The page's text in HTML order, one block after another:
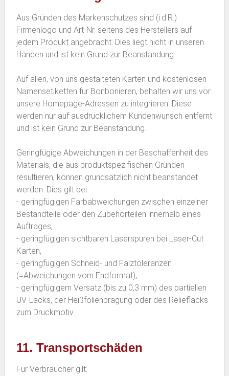
Aus Gründen des Markenschutzes sind (i.d.R.)
Firmenlogo und Art-Nr. seitens des Herstellers auf
jedem Produkt angebracht. Dies liegt nicht in unseren
Händen und ist kein Grund zur Beanstandung.
Auf allen, von uns gestalteten Karten und kostenlosen
Namensetiketten für Bonbonieren, behalten wir uns vor
unsere Homepage-Adressen zu integrieren. Diese
werden nur auf ausdrücklichem Kundenwunsch entfernt
und ist kein Grund zur Beanstandung.
Geringfügige Abweichungen in der Beschaffenheit des
Materials, die aus produktspezifischen Gründen
resultieren, können grundsätzlich nicht beanstandet
werden. Dies gilt bei:
- geringfügigen Farbabweichungen zwischen einzelner
Bestandteile oder den Zubehörteilen innerhalb eines
Auftrages,
- geringfügigen sichtbaren Laserspuren bei Laser-Cut
Karten,
- geringfügigen Schneid- und Falztoleranzen
(=Abweichungen vom Endformat),
- geringfügigem Versatz (bis zu 0,3 mm) des partiellen
UV-Lacks, der Heißfolienprägung oder des Relieflacks
zum Druckmotiv.
11. Transportschäden
Für Verbraucher gilt: